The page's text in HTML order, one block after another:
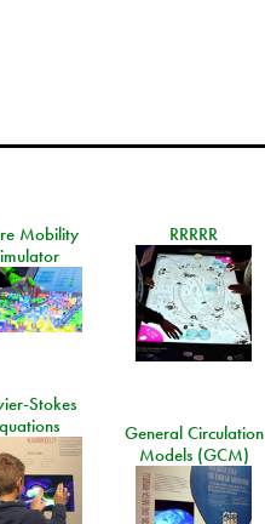
Mobility
RRRRR
Stokes
General Circulation
Models (GCM)